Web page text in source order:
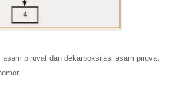
asam piruvat dan dekarboksilasi asam piruvat
. . . .